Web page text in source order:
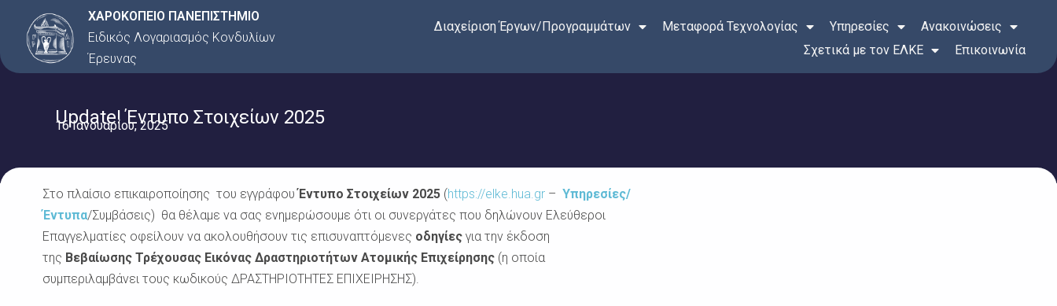
Μετάβαση
περιεχόμενο
ΧΑΡΟΚΟΠΕΙΟ ΠΑΝΕΠΙΣΤΗΜΙΟ
Ειδικός Λογαριασμός Κονδυλίων
Έρευνας
Διαχείριση Έργων/Προγραμμάτων Μεταφορά Τεχνολογίας Υπηρεσίες
Ανακοινώσεις
Σχετικά με τον ΕΛΚΕ
Επικοινωνία
Update! Έντυπο Στοιχείων 2025
16 Ιανουαρίου, 2025
Στο πλαίσιο επικαιροποίησης του εγγράφουΈντυπο Στοιχείων 2025 (https://elke.hua.gr– Υπηρεσίες/
Έντυπα/Συμβάσεις) θα θέλαμε να σας ενημερώσουμε ότι οι συνεργάτες που δηλώνουν Ελεύθεροι
Επαγγελματίες οφείλουν να ακολουθήσουν τις επισυναπτόμενες οδηγίες για την έκδοση
της Βεβαίωσης Τρέχουσας Εικόνας Δραστηριοτήτων Ατομικής Επιχείρησης(η οποία
συμπεριλαμβάνει τους κωδικούς ΔΡΑΣΤΗΡΙΟΤΗΤΕΣ ΕΠΙΧΕΙΡΗΣΗΣ).